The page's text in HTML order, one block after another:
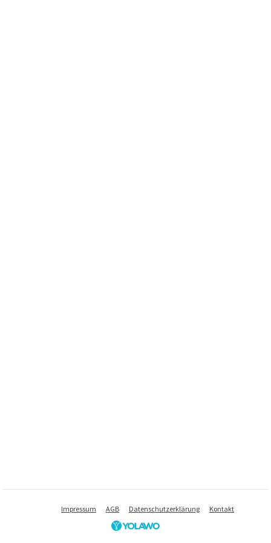
Impressum AGB Datenschutzerklärung Kontakt